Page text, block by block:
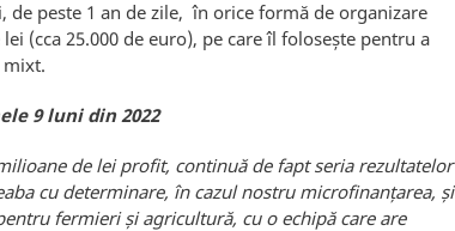
peste 1 an de zile, în orice formă de organizare
(cca 25.000 de euro), pe care îl folosește pentru a
mixt.
9 luni din 2022
de lei profit, continuă de fapt seria rezultatelor
cu determinare, în cazul nostru microfinanțarea, și
fermieri și agricultură, cu o echipă care are